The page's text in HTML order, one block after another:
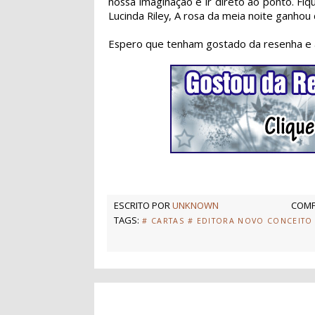
Lucinda Riley, A rosa da meia noite
Espero que tenham gostado da resenha
ESCRITO PORUNKNOWN
TAGS: # CARTAS # EDITORA NOVO CONCEITO